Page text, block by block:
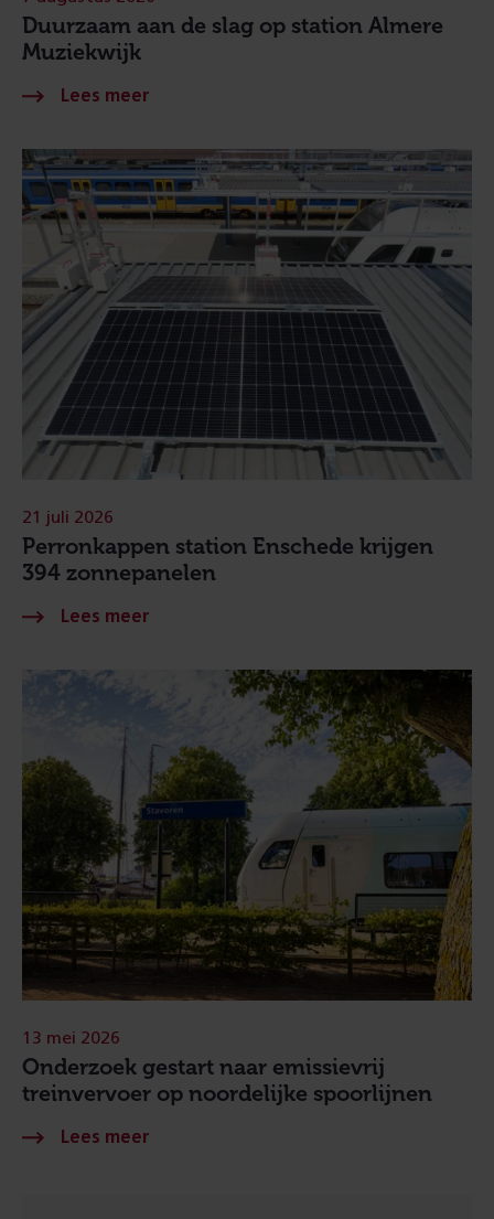
Duurzaam aan de slag op station Almere
Muziekwijk
Perronkappen station Enschede krijgen
394 zonnepanelen
21 juli 2026
Onderzoek gestart naar emissievrij
treinvervoer op noordelijke spoorlijnen
13 mei 2026